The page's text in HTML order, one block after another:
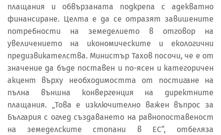
плащания и обвързаната подкрепа с адекватно
финансиране. Целта е да се отразят завишените
потребности на земеделието в отговор на
увеличението на икономическите и екологични
предизвикателства. Министър Тахов посочи, че е от
значение да бъде поставен и по-ясен и категоричен
акцент върху необходимостта от постигане на
пълна външна конвергенция на директните
плащания. „Това е изключително важен въпрос за
България с оглед създаването на равнопоставеност
на земеделските стопани в ЕС“, отбеляза